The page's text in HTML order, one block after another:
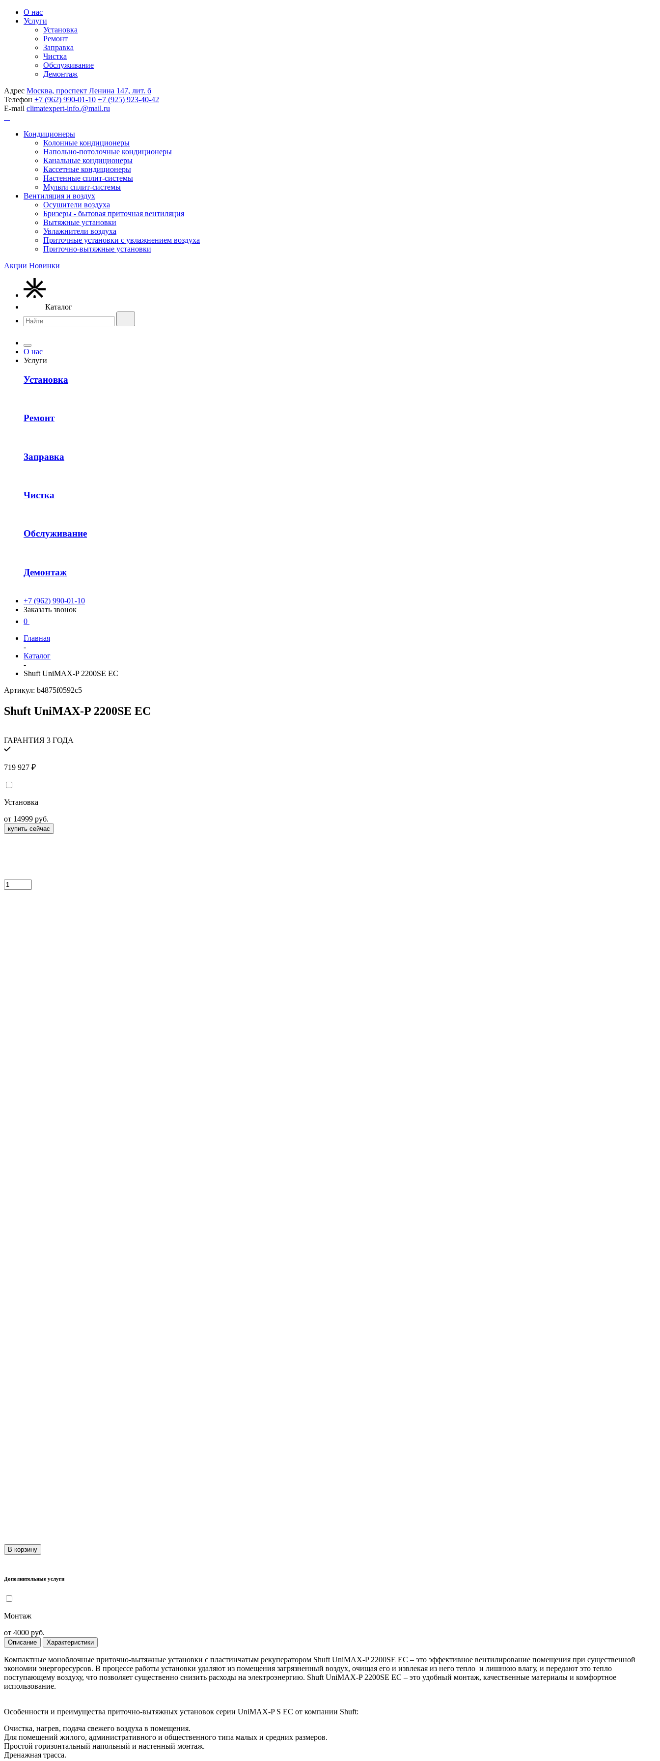
О нас
Услуги
Установка
Ремонт
Заправка
Чистка
Обслуживание
Демонтаж
Адрес Москва, проспект Ленина 147, лит. б
Телефон +7 (962) 990-01-10 +7 (925) 923-40-42
E-mail climatexpert-info.@mail.ru
Кондиционеры
Колонные кондиционеры
Напольно-потолочные кондиционеры
Канальные кондиционеры
Кассетные кондиционеры
Настенные сплит-системы
Мульти сплит-системы
Вентиляция и воздух
Осушители воздуха
Бризеры - бытовая приточная вентиляция
Вытяжные установки
Увлажнители воздуха
Приточные установки с увлажнением воздуха
Приточно-вытяжные установки
Акции Новинки
Каталог
О нас
Услуги
Установка
Ремонт
Заправка
Чистка
Обслуживание
Демонтаж
+7 (962) 990-01-10
Заказать звонок
0
Главная
-
Каталог
-
Shuft UniMAX-P 2200SE EC
Артикул: b4875f0592c5
Shuft UniMAX-P 2200SE EC
ГАРАНТИЯ 3 ГОДА
719 927 ₽
Установка
от 14999 руб.
купить сейчас
В корзину
Дополнительные услуги
Монтаж
от 4000 руб.
Описание Характеристики
Компактные моноблочные приточно-вытяжные установки с пластинчатым рекуператором Shuft UniMAX-P 2200SE EC – это эффективное вентилирование помещения при существенной
экономии энергоресурсов. В процессе работы установки удаляют из помещения загрязненный воздух, очищая его и извлекая из него тепло и лишнюю влагу, и передают это тепло
поступающему воздуху, что позволяет существенно снизить расходы на электроэнергию. Shuft UniMAX-P 2200SE EC – это удобный монтаж, качественные материалы и комфортное
использование.
Особенности и преимущества приточно-вытяжных установок серии UniMAX-P S EC от компании Shuft:
Очистка, нагрев, подача свежего воздуха в помещения.
Для помещений жилого, административного и общественного типа малых и средних размеров.
Простой горизонтальный напольный и настенный монтаж.
Дренажная трасса.